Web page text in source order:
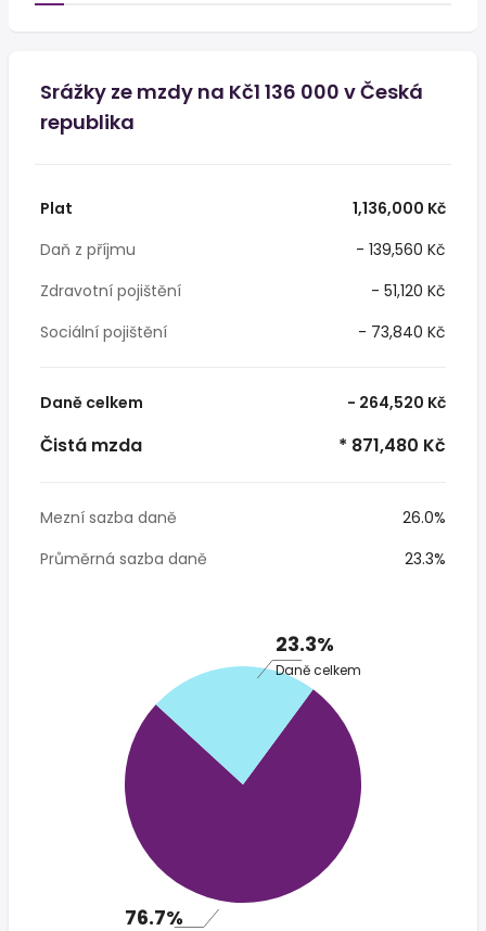
Srážky ze mzdy na Kč1 136 000 v Česká
republika
Plat
1,136,000 Kč
Daň z příjmu
- 139,560 Kč
Zdravotní pojištění
- 51,120 Kč
Sociální pojištění
- 73,840 Kč
Daně celkem - 264,520 Kč
Čistá mzda * 871,480 Kč
Mezní sazba daně
26.0%
Průměrná sazba daně
23.3%
23.3%
Daně celkem
76.7%